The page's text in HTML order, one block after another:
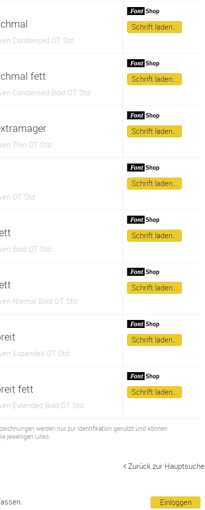
Condensed OT Std
Schrift laden…
fett
Condensed Bold OT Std
Schrift laden…
Thin OT Std
Schrift laden…
OT Std
Schrift laden…
Bold OT Std
Schrift laden…
Normal Bold OT Std
Schrift laden…
Expanded OT Std
Schrift laden…
fett
Extended Bold OT Std
Schrift laden…
werden nur zur Identifikation genutzt und können
jeweiligen Links.
Zurück zur Hauptsuche
Einloggen